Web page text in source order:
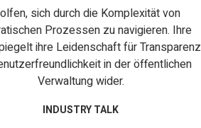
sich durch die Komplexität von
Prozessen zu navigieren. Ihre
ihre Leidenschaft für Transparenz
in der öffentlichen
Verwaltung wider.
INDUSTRY TALK